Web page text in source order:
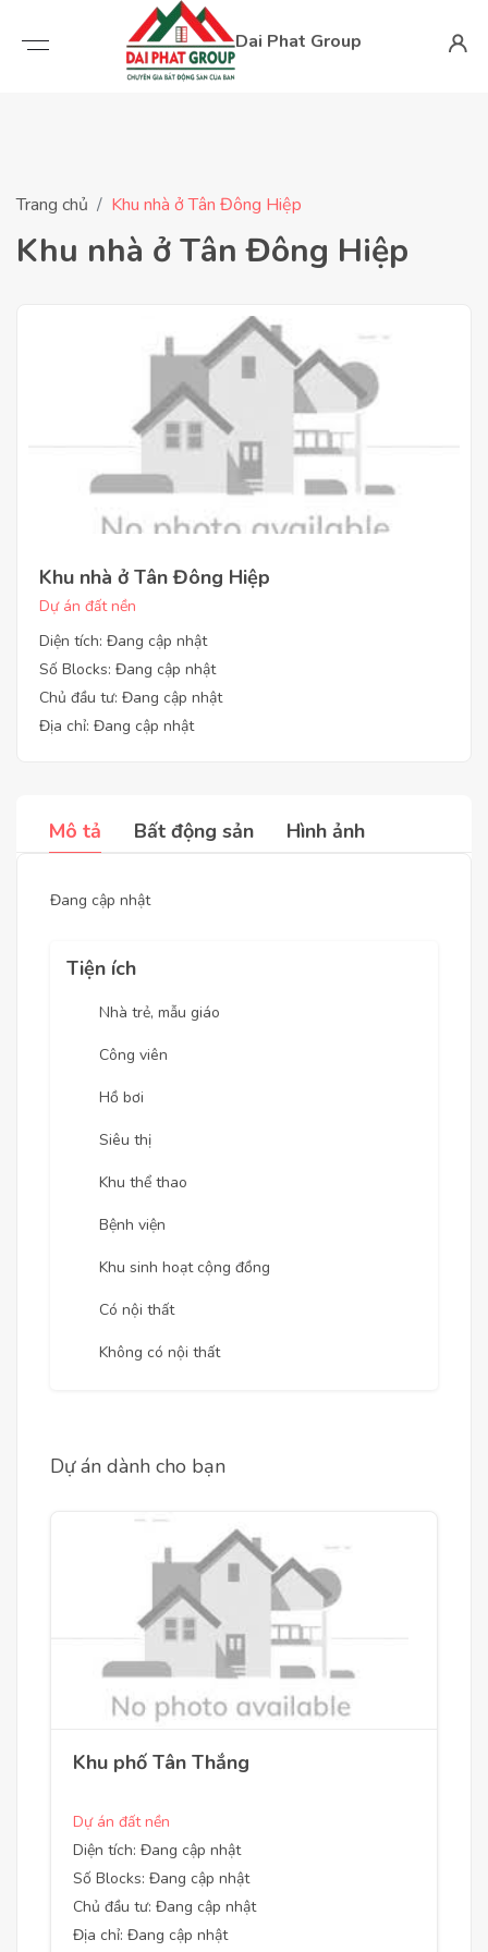
Dai Phat Group
Trang chủ Khu nhà ở Tân Đông Hiệp
Khu nhà ở Tân Đông Hiệp
Khu nhà ở Tân Đông Hiệp
Dự án đất nền
Diện tích: Đang cập nhật
Số Blocks: Đang cập nhật
Chủ đầu tư: Đang cập nhật
Địa chỉ: Đang cập nhật
Mô tả Bất động sản Hình ảnh
Đang cập nhật
Tiện ích
Nhà trẻ, mẫu giáo
Công viên
Hồ bơi
Siêu thị
Khu thể thao
Bệnh viện
Khu sinh hoạt cộng đồng
Có nội thất
Không có nội thất
Dự án dành cho bạn
Khu phố Tân Thắng
Dự án đất nền
Diện tích: Đang cập nhật
Số Blocks: Đang cập nhật
Chủ đầu tư: Đang cập nhật
Địa chỉ: Đang cập nhật